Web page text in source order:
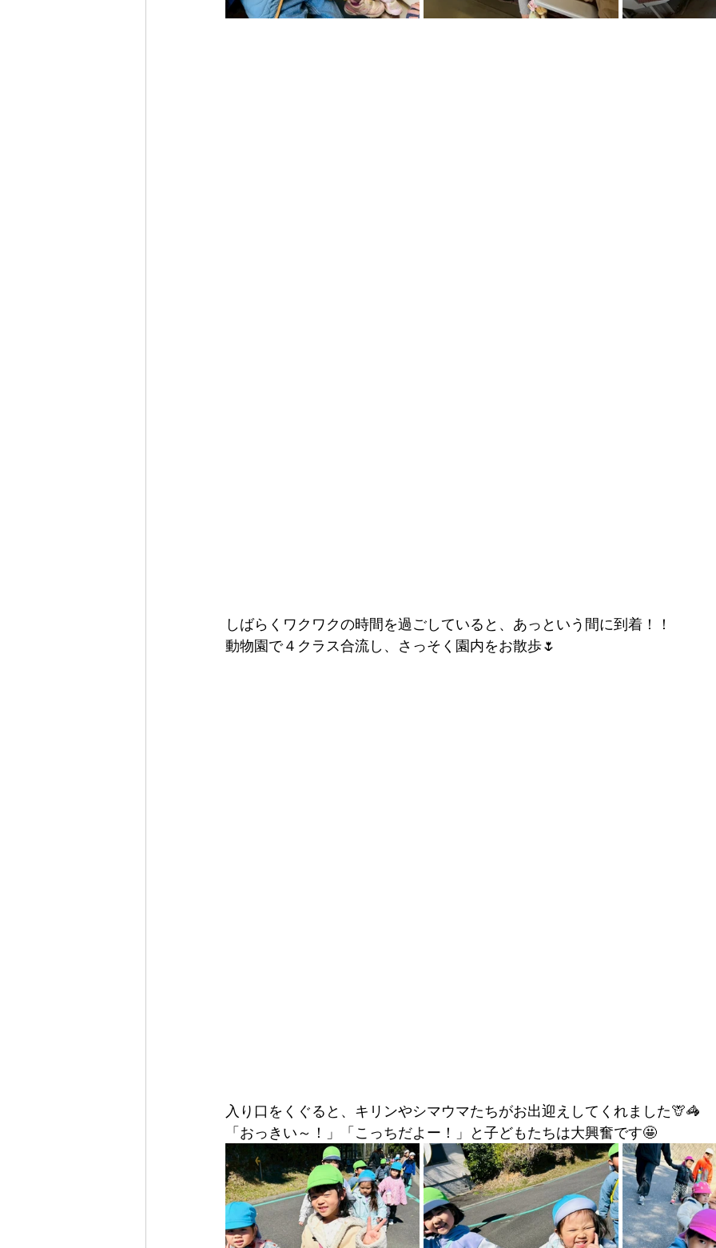
しばらくワクワクの時間を過ごしていると、あっという間に到着！！
動物園で４クラス合流し、さっそく園内をお散歩🌷
入り口をくぐると、キリンやシマウマたちがお出迎えしてくれました🦒🦓
「おっきい～！」「こっちだよー！」と子どもたちは大興奮です🤩